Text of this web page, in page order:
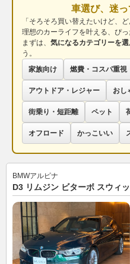
車選び、迷
「そろそろ買い替えたいけど、
理想のカーライフを叶える、ぴ
まずは、 気になるカテゴリーを
う。
家族向け
燃費・コスパ重視
アウトドア・レジャー おし
街乗り・短距離 ペット
オフロード かっこいい
BMWアルピナ
D3 リムジン ビターボ スウィ